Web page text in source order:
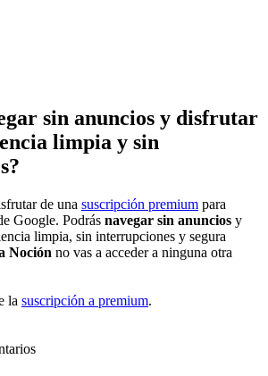
sin anuncios y disfrutar
limpia y sin
de una suscripción premium para
Google. Podrás navegar sin anuncios y
limpia, sin interrupciones y segura
Noción no vas a acceder a ninguna otra
la suscripción a premium.